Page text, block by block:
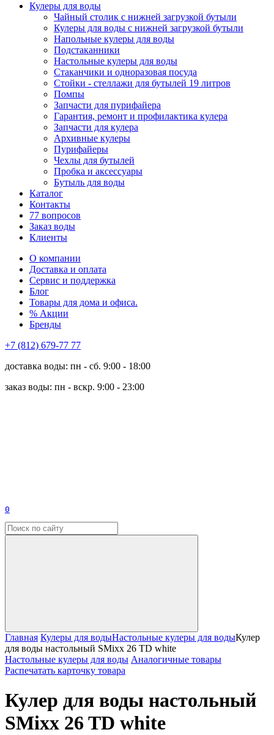
Кулеры для воды
Чайный столик с нижней загрузкой бутыли
Кулеры для воды с нижней загрузкой бутыли
Напольные кулеры для воды
Подстаканники
Настольные кулеры для воды
Стаканчики и одноразовая посуда
Стойки - стеллажи для бутылей 19 литров
Помпы
Запчасти для пурифайера
Гарантия, ремонт и профилактика кулера
Запчасти для кулера
Архивные кулеры
Пурифайеры
Чехлы для бутылей
Пробка и аксессуары
Бутыль для воды
Каталог
Контакты
77 вопросов
Заказ воды
Клиенты
О компании
Доставка и оплата
Сервис и поддержка
Блог
Товары для дома и офиса.
% Акции
Бренды
+7 (812) 679-77 77
доставка воды: пн - сб. 9:00 - 18:00
заказ воды: пн - вскр. 9:00 - 23:00
0
Главная Кулеры для водыНастольные кулеры для водыКулер
для воды настольный SMixx 26 TD white
Настольные кулеры для воды Аналогичные товары
Распечатать карточку товара
Кулер для воды настольный
SMixx 26 TD white